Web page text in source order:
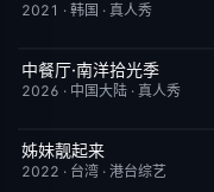
2021 · 韩国 · 真人秀
今日更新
中餐厅·南洋拾光季
2026 · 中国大陆 · 真人秀
昨日更新
姊妹靓起来
2022 · 台湾 · 港台综艺